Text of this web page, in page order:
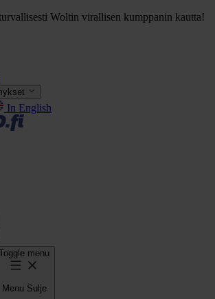
Woltin virallisen kumppanin kautta!
In English
menu
Menu Sulje